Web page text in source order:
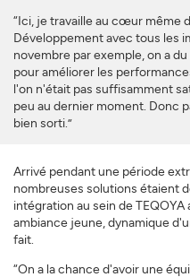
“Ici, je travaille au cœur même
Développement avec tous les
novembre par exemple, on a
pour améliorer les
l'on n'était pas suffisamment
peu au dernier moment. Donc
bien sorti.”
Arrivé pendant une période
nombreuses solutions étaient
intégration au sein de
ambiance jeune, dynamique
fait.
“On a la chance d'avoir une